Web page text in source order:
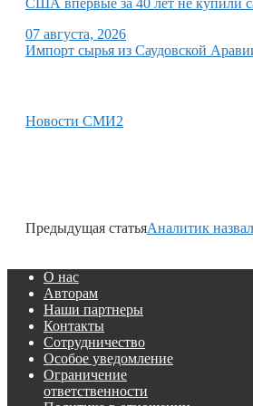
США впервые за 40 лет не купили
07 августа, 2026
Импорт сырья из Саудовской
Новости СМИ2
Предыдущая статьяАналитик
О нас
Авторам
Наши партнеры
Контакты
Сотрудничество
Особое уведомление
Ограничение
ответственности